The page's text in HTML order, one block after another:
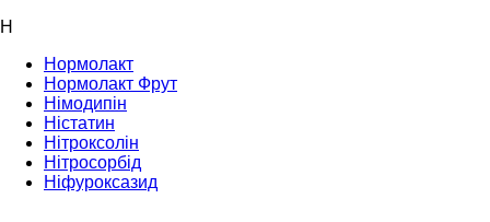
Н
Нормолакт
Нормолакт Фрут
Німодипін
Ністатин
Нітроксолін
Нітросорбід
Ніфуроксазид